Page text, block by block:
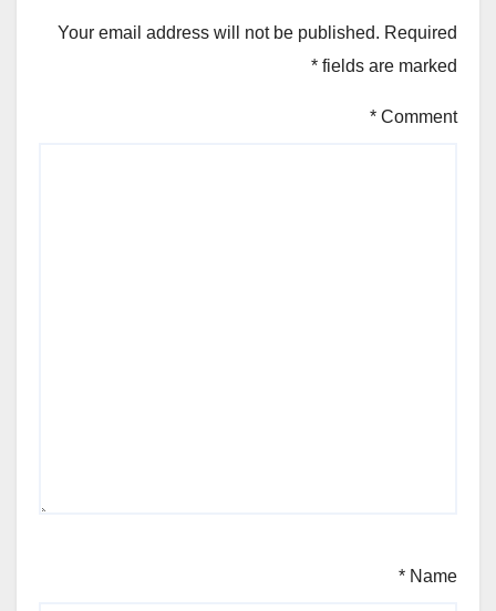
Your email address will not be published. Required
fields are marked
*
Comment
*
Name
*